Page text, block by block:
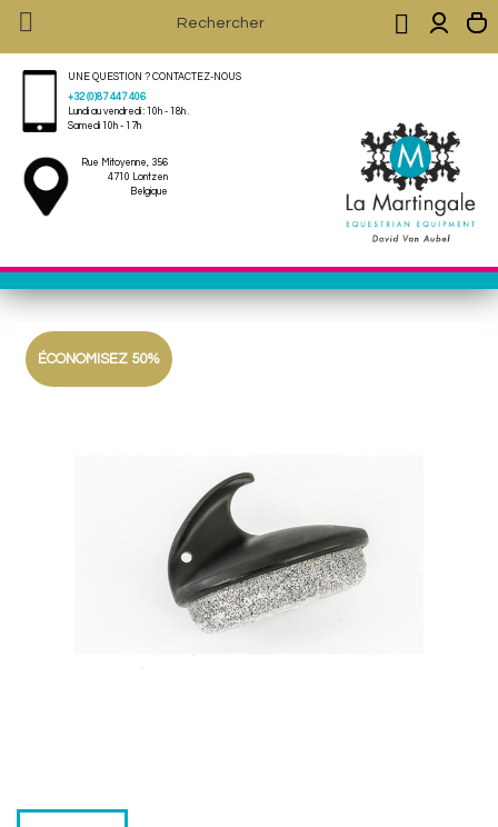
 
UNE QUESTION ? CONTACTEZ-NOUS
+32 (0)87 447 406
Lundi au vendredi : 10h - 18h .
Samedi 10h - 17h
Rue Mitoyenne, 356
4710 Lontzen
Belgique
ÉCONOMISEZ 50%